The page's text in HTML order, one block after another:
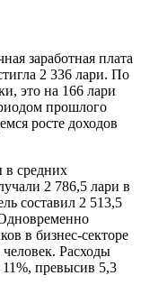
заработная плата
2 336 лари. По
это на 166 лари
прошлого
росте доходов
в средних
2 786,5 лари в
составил 2 513,5
в бизнес-секторе
Расходы
превысив 5,3